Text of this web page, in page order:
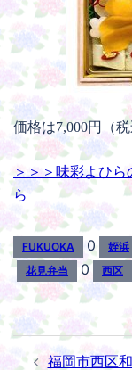
価格は7,000円（
＞＞＞味彩よひ
ら
FUKUOKA 0 姪浜
花見弁当 0 西区
投
福岡市西区